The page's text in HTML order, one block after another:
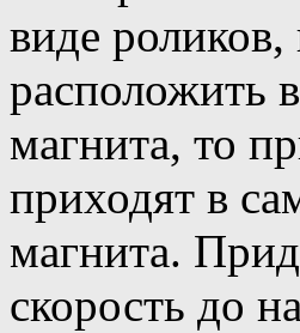
виде
расположить
магнита, то
приходят в
магнита.
скорость до